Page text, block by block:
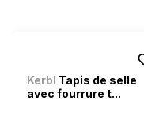
Kerbl Tapis de selle
avec fourrure t...